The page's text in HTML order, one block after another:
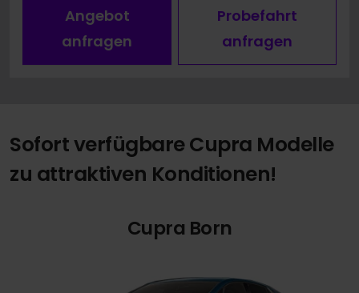
Angebot
anfragen
Probefahrt
anfragen
Sofort verfügbare Cupra Modelle
zu attraktiven Konditionen!
Cupra Born